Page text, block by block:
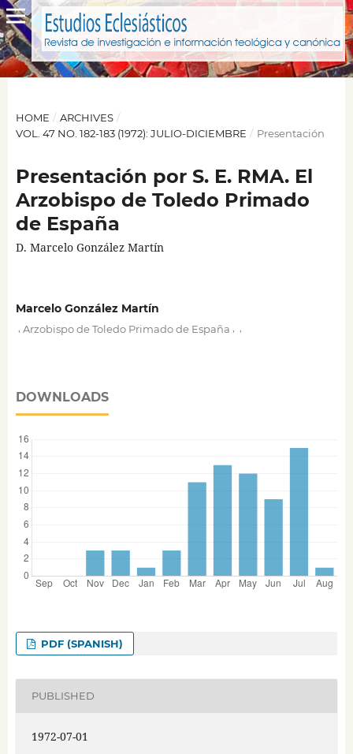
HOME / ARCHIVES /
VOL. 47 NO. 182-183 (1972): JULIO-DICIEMBRE / Presentación
Presentación por S. E. RMA. El
Arzobispo de Toledo Primado
de España
D. Marcelo González Martín
Marcelo González Martín
Arzobispo de Toledo Primado de España
DOWNLOADS
PDF (SPANISH)
PUBLISHED
1972-07-01